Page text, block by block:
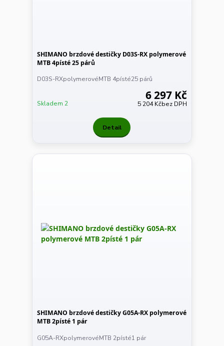
SHIMANO brzdové destičky D03S-RX polymerové
MTB 4písté 25 párů
D03S-RXpolymerovéMTB 4písté25 párů
6 297 Kč
5 204 Kčbez DPH
Skladem 2
Detail
SHIMANO brzdové destičky G05A-RX polymerové
MTB 2písté 1 pár
G05A-RXpolymerovéMTB 2písté1 pár